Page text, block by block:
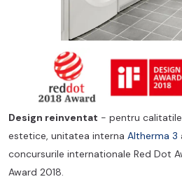
Design reinventat - pentru
estetice, unitatea interna Altherma 3
concursurile internationale Red Dot
Award 2018.